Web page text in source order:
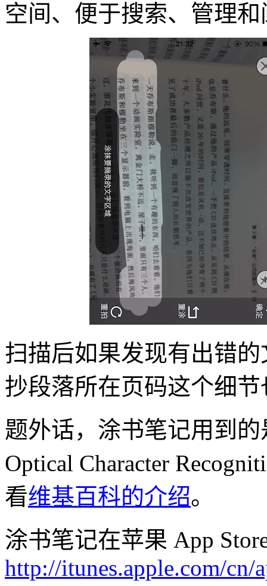
空间、便于搜索、管理
扫描后如果发现有出错
抄段落所在页码这个细
题外话，涂书笔记用到
Optical Character
看维基百科的介绍。
涂书笔记在苹果 App
http://itunes.apple.com/